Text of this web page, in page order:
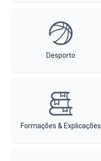
Desporto
Formações & Explicações